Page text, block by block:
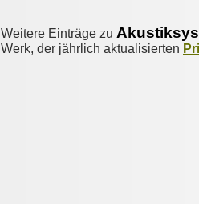
Weitere Einträge zu
Werk, der jährlich aktualisierten